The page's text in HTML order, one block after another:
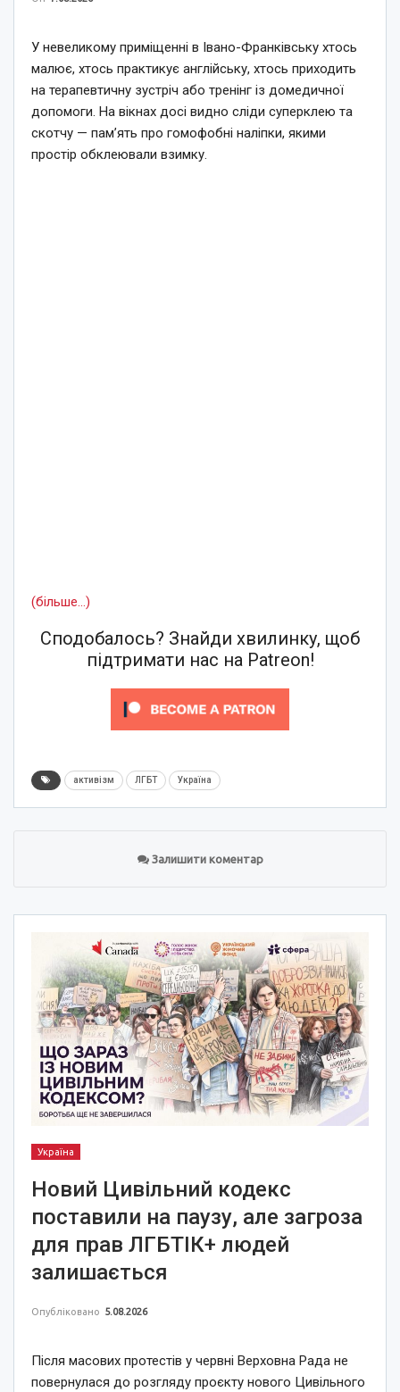
У невеликому приміщенні в Івано-Франківську хтось
малює, хтось практикує англійську, хтось приходить
на терапевтичну зустріч або тренінг із домедичної
допомоги. На вікнах досі видно сліди суперклею та
скотчу — пам’ять про гомофобні наліпки, якими
простір обклеювали взимку.
(більше…)
Сподобалось? Знайди хвилинку, щоб
підтримати нас на Patreon!
активізм ЛГБТ Україна
Залишити коментар
Україна
Новий Цивільний кодекс
поставили на паузу, але загроза
для прав ЛГБТІК+ людей
залишається
Опубліковано 5.08.2026
Після масових протестів у червні Верховна Рада не
повернулася до розгляду проєкту нового Цивільного